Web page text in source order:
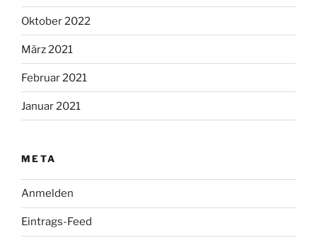
Oktober 2022
März 2021
Februar 2021
Januar 2021
META
Anmelden
Eintrags-Feed